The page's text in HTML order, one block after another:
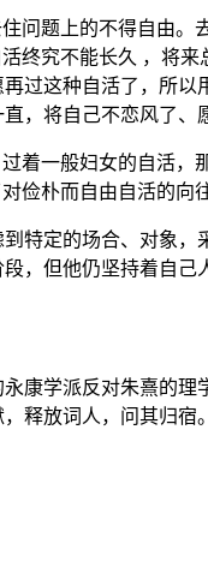
问题上的不得自由
终究不能长久 ，将
过这种自活了，所
将自己不恋风了
着一般妇女的自活
朴而自由自活的
特定的场合、对象
，但他仍坚持着自
康学派反对朱熹的
释放词人，问其归宿